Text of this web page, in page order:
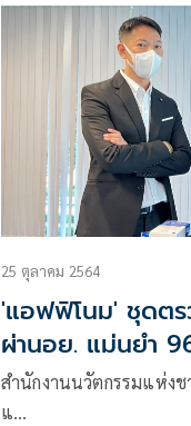
(STARTUP x
ภายใต้แนวคิด
เชื่อมโลก กลับมาเจอกัน’
25 ตุลาคม 2564
'แอฟฟิโนม' ชุดตร
ผ่านอย. แม่นยำ
สำนักงานนวัตกรรมแห่ง
แ…